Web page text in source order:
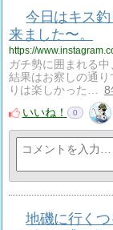
今日はキス
来ました〜。
https://
ガチ勢に囲まれる中
結果はお察しの通
りは楽しかった…
8
いいね！
0
地磯に行く